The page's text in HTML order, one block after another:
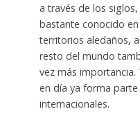
a través de los
bastante conocido
territorios aledaños,
resto del mundo
vez más
en día ya forma
internacionales.